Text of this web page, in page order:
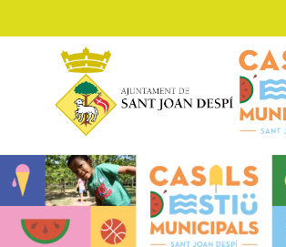
ACTIVITATS
MÓN ESCOLAR